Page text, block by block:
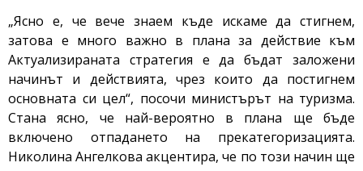
„Ясно е, че вече знаем къде искаме да стигнем,
затова е много важно в плана за действие към
Актуализираната стратегия е да бъдат заложени
начинът и действията, чрез които да постигнем
основната си цел“, посочи министърът на туризма.
Стана ясно, че най-вероятно в плана ще бъде
включено отпадането на прекатегоризацията.
Николина Ангелкова акцентира, че по този начин ще